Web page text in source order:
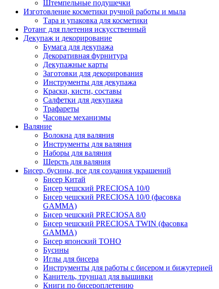
Штемпельные подушечки
Изготовление косметики ручной работы и мыла
Тара и упаковка для косметики
Ротанг для плетения искусственный
Декупаж и декорирование
Бумага для декупажа
Декоративная фурнитура
Декупажные карты
Заготовки для декорирования
Инструменты для декупажа
Краски, кисти, составы
Салфетки для декупажа
Трафареты
Часовые механизмы
Валяние
Волокна для валяния
Инструменты для валяния
Наборы для валяния
Шерсть для валяния
Бисер, бусины, все для создания украшений
Бисер Китай
Бисер чешский PRECIOSA 10/0
Бисер чешский PRECIOSA 10/0 (фасовка
GAMMA)
Бисер чешский PRECIOSA 8/0
Бисер чешский PRECIOSA TWIN (фасовка
GAMMA)
Бисер японский TOHO
Бусины
Иглы для бисера
Инструменты для работы с бисером и бижутерией
Канитель, трунцал для вышивки
Книги по бисероплетению